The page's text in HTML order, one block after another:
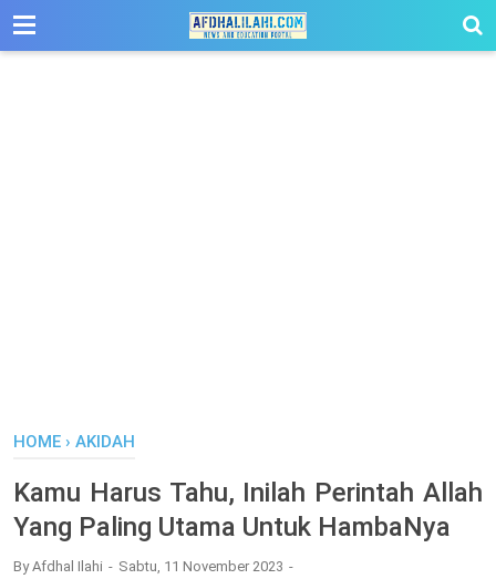
-->
HOME › AKIDAH
Kamu Harus Tahu, Inilah Perintah Allah
Yang Paling Utama Untuk HambaNya
ByAfdhal Ilahi Sabtu, 11 November 2023